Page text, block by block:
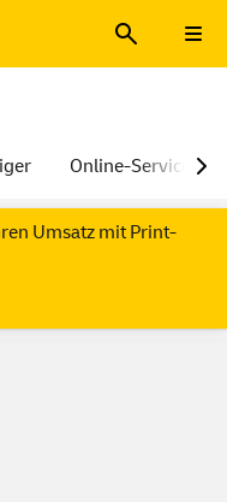
Online-Services
Umsatz mit Print-